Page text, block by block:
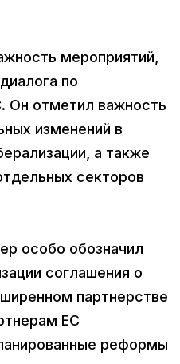
мероприятий,
по
Он отметил важность
изменений в
а также
секторов
особо обозначил
соглашения о
партнерстве
ЕС
реформы